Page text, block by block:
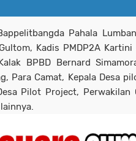
Pahala
Kadis PMDP2A
BPBD Bernard
Para Camat, Kepala Desa
Pilot Project, Perwakilan